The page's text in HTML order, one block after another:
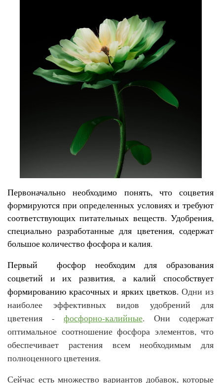
Первоначально необходимо понять, что соцветия
формируются при определенных условиях и требуют
соответствующих питательных веществ. Удобрения,
специально разработанные для цветения, содержат
большое количество фосфора и калия.
Первый
фосфор необходим для образования
соцветий и их развития, а калий способствует
формированию красочных и ярких цветков. Одни из
наиболее эффективных видов удобрений для
цветения - фосфорно-калийные. Они содержат
оптимальное соотношение фосфора элементов, что
обеспечивает растения всем необходимым для
полноценного цветения.
Сейчас есть множество вариантов добавок, которые